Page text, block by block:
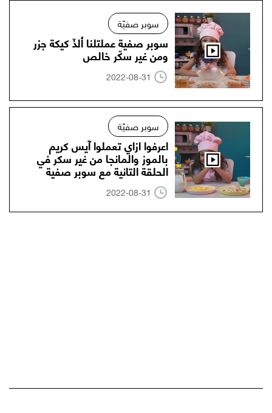
سوبر صفيّة
سوبر صفية عملتلنا ألذّ كيكة جزر
ومن غير سكّر خالص
2022-08-31
سوبر صفيّة
اعرفوا ازاي تعملوا آيس كريم
بالموز والمانجا من غير سكر في
الحلقة التانية مع سوبر صفية
2022-08-31